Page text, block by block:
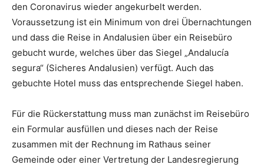
den Coronavirus wieder angekurbelt werden.
Voraussetzung ist ein Minimum von drei Übernachtungen
und dass die Reise in Andalusien über ein Reisebüro
gebucht wurde, welches über das Siegel „Andalucía
segura“ (Sicheres Andalusien) verfügt. Auch das
gebuchte Hotel muss das entsprechende Siegel haben.
Für die Rückerstattung muss man zunächst im Reisebüro
ein Formular ausfüllen und dieses nach der Reise
zusammen mit der Rechnung im Rathaus seiner
Gemeinde oder einer Vertretung der Landesregierung